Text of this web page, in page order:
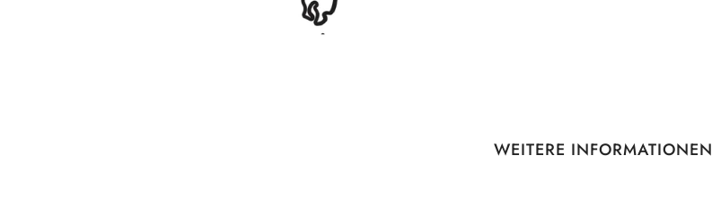
WEITERE INFORMATIONEN